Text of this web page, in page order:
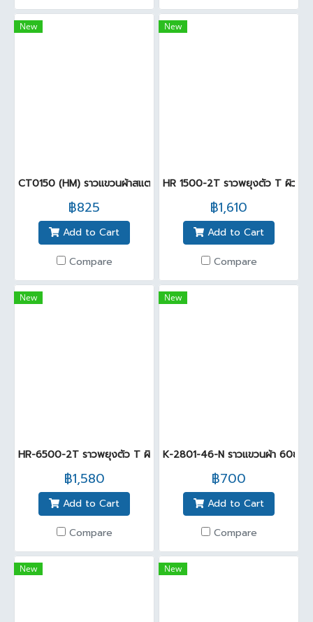
New
CT0150 (HM) ราวแขวนผ้าสแตนเลส ยาว 60 ซม.
฿825
Add to Cart
Compare
New
HR 1500-2T ราวพยุงตัว T ผิวเง
฿1,610
Add to Cart
Compare
New
HR-6500-2T ราวพยุงตัว T ผิวด้าน 32MM สแตนเลส
฿1,580
Add to Cart
Compare
New
K-2801-46-N ราวแขวนผ้า 60ซม.
฿700
Add to Cart
Compare
New New